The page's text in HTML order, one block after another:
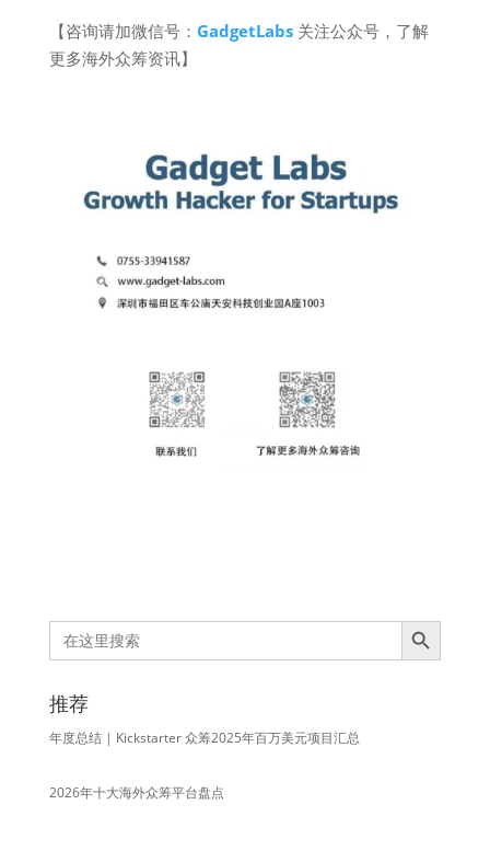
【咨询请加微信号： GadgetLabs关注公众号，了解
更多海外众筹资讯】
Search
for:
Search Button
推荐
年度总结 | Kickstarter 众筹2025年百万美元项目汇总
2026年十大海外众筹平台盘点